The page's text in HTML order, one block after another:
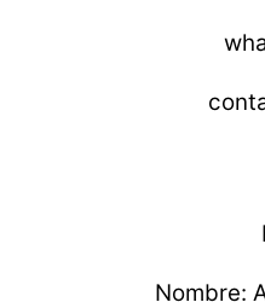
Nombre: